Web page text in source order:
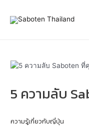
content
5 ความลับ
ความรู้เกี่ยวกับญี่ปุ่น
navigation